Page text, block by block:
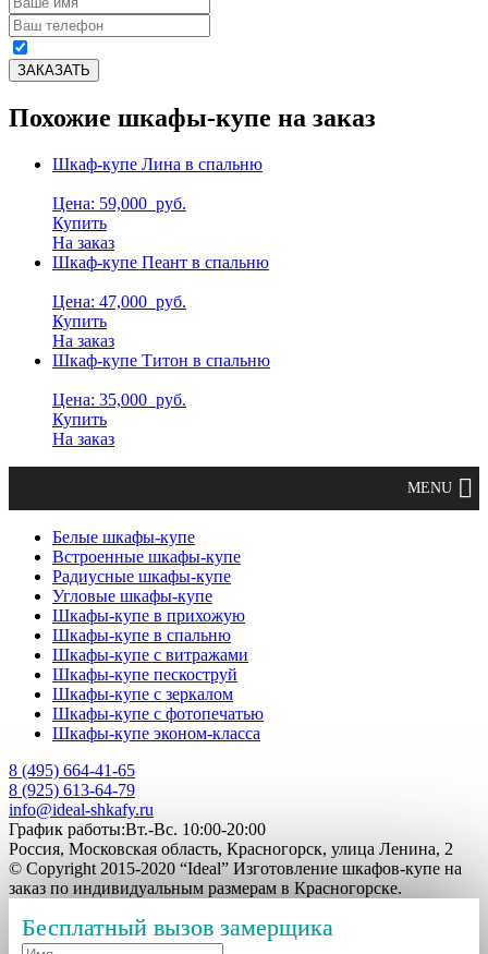
Похожие шкафы-купе на заказ
Шкаф-купе Лина в спальню
Цена: 59,000 руб.
Купить
На заказ
Шкаф-купе Пеант в спальню
Цена: 47,000 руб.
Купить
На заказ
Шкаф-купе Титон в спальню
Цена: 35,000 руб.
Купить
На заказ
Белые шкафы-купе
Встроенные шкафы-купе
Радиусные шкафы-купе
Угловые шкафы-купе
Шкафы-купе в прихожую
Шкафы-купе в спальню
Шкафы-купе с витражами
Шкафы-купе пескоструй
Шкафы-купе с зеркалом
Шкафы-купе с фотопечатью
Шкафы-купе эконом-класса
8 (495) 664-41-65
8 (925) 613-64-79
info@ideal-shkafy.ru
График работы:Вт.-Вс. 10:00-20:00
Россия, Московская область, Красногорск, улица Ленина, 2
© Copyright 2015-2020 “Ideal” Изготовление шкафов-купе на
заказ по индивидуальным размерам в Красногорске.
Бесплатный вызов замерщика